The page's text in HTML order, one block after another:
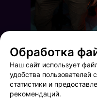
Обработка
Наш сайт использует
удобства пользователей
статистики и
рекомендаций.